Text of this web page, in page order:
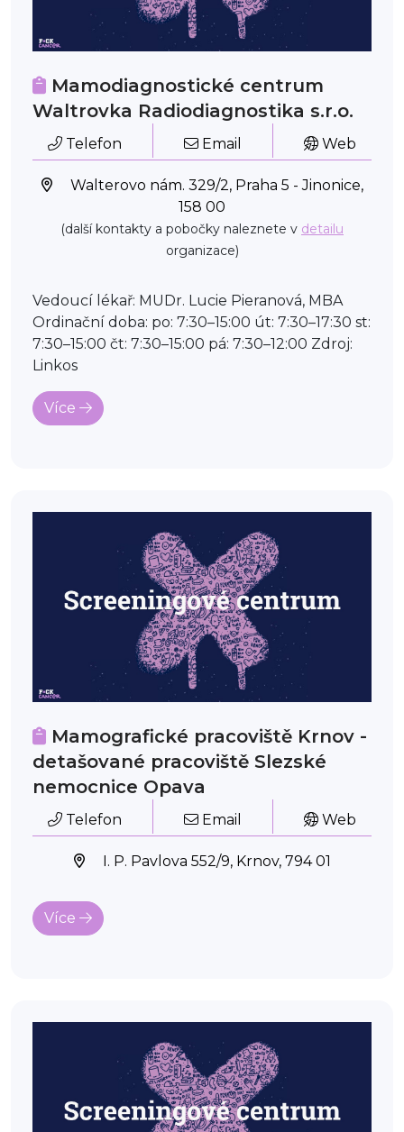
Mamodiagnostické centrum
Waltrovka Radiodiagnostika s.r.o.
Telefon Email Web
Walterovo nám. 329/2, Praha 5 - Jinonice,
158 00
(další kontakty a pobočky naleznete v detailu
organizace)
Vedoucí lékař: MUDr. Lucie Pieranová, MBA
Ordinační doba: po: 7:30–15:00 út: 7:30–17:30 st:
7:30–15:00 čt: 7:30–15:00 pá: 7:30–12:00 Zdroj:
Linkos
Více
Mamografické pracoviště Krnov -
detašované pracoviště Slezské
nemocnice Opava
Telefon Email Web
I. P. Pavlova 552/9, Krnov, 794 01
Více